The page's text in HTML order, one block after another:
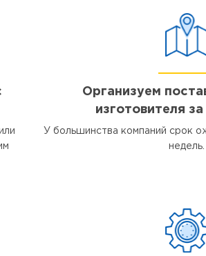
Организуем
изготовителя
У большинства компаний срок
недель.